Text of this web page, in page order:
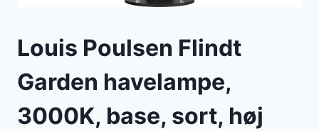
Louis Poulsen Flindt
Garden havelampe,
3000K, base, sort, høj